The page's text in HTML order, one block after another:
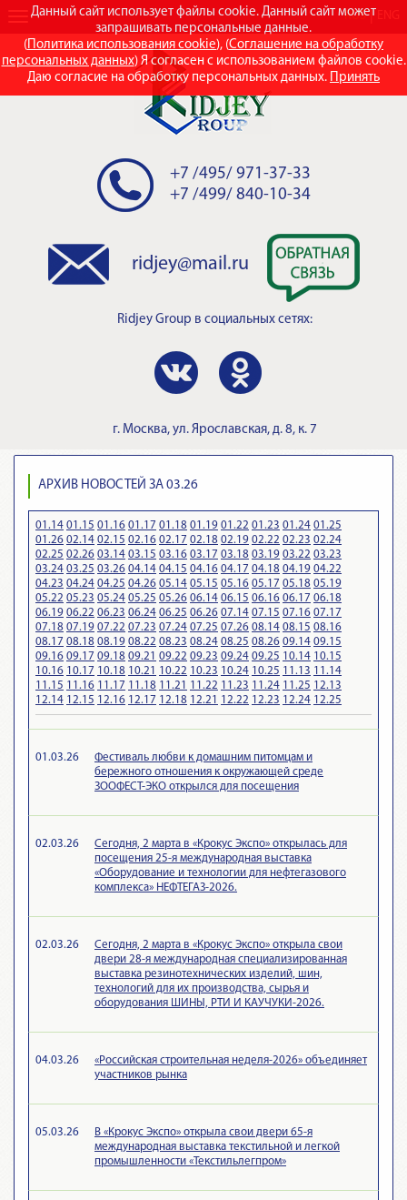
Данный сайт использует файлы cookie. Данный сайт может
запрашивать персональные данные.
(Политика использования cookie), (Соглашение на обработку
персональных данных) Я согласен с использованием файлов cookie.
Даю согласие на обработку персональных данных. Принять
RUS
+7 /495/ 971-37-33
+7 /499/ 840-10-34
ridjey@mail.ru
Ridjey Group в социальных сетях:
г. Москва, ул. Ярославская, д. 8, к. 7
АРХИВ НОВОСТЕЙ ЗА 03.26
01.14 01.15 01.16 01.17 01.18 01.19 01.22 01.23 01.24 01.25
01.26 02.14 02.15 02.16 02.17 02.18 02.19 02.22 02.23 02.24
02.25 02.26 03.14 03.15 03.16 03.17 03.18 03.19 03.22 03.23
03.24 03.25 03.26 04.14 04.15 04.16 04.17 04.18 04.19 04.22
04.23 04.24 04.25 04.26 05.14 05.15 05.16 05.17 05.18 05.19
05.22 05.23 05.24 05.25 05.26 06.14 06.15 06.16 06.17 06.18
06.19 06.22 06.23 06.24 06.25 06.26 07.14 07.15 07.16 07.17
07.18 07.19 07.22 07.23 07.24 07.25 07.26 08.14 08.15 08.16
08.17 08.18 08.19 08.22 08.23 08.24 08.25 08.26 09.14 09.15
09.16 09.17 09.18 09.21 09.22 09.23 09.24 09.25 10.14 10.15
10.16 10.17 10.18 10.21 10.22 10.23 10.24 10.25 11.13 11.14
11.15 11.16 11.17 11.18 11.21 11.22 11.23 11.24 11.25 12.13
12.14 12.15 12.16 12.17 12.18 12.21 12.22 12.23 12.24 12.25
01.03.26
Фестиваль любви к домашним питомцам и
бережного отношения к окружающей среде
ЗООФЕСТ-ЭКО открылся для посещения
02.03.26
Сегодня, 2 марта в «Крокус Экспо» открылась для
посещения 25-я международная выставка
«Оборудование и технологии для нефтегазового
комплекса» НЕФТЕГАЗ-2026.
02.03.26
Сегодня, 2 марта в «Крокус Экспо» открыла свои
двери 28-я международная специализированная
выставка резинотехнических изделий, шин,
технологий для их производства, сырья и
оборудования ШИНЫ, РТИ И КАУЧУКИ-2026.
04.03.26
«Российская строительная неделя-2026» объединяет
участников рынка
05.03.26
В «Крокус Экспо» открыла свои двери 65-я
международная выставка текстильной и легкой
промышленности «Текстильлегпром»